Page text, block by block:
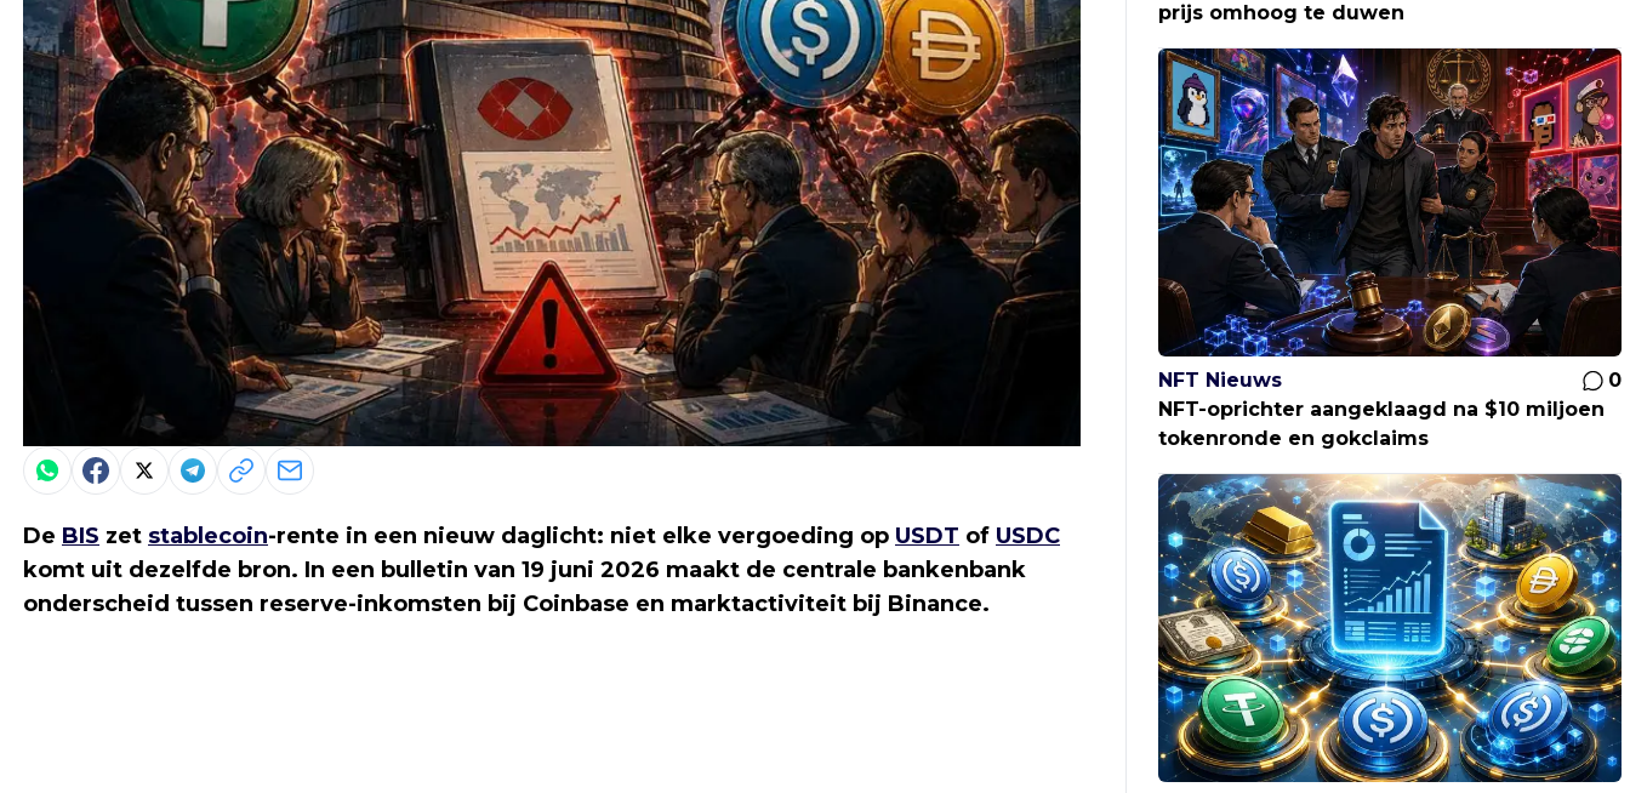
De BIS zet stablecoin-rente in een nieuw daglicht: niet elke vergoeding op USDT of USDC
komt uit dezelfde bron. In een bulletin van 19 juni 2026 maakt de centrale bankenbank
onderscheid tussen reserve-inkomsten bij Coinbase en marktactiviteit bij Binance.
prijs omhoog te duwen
NFT Nieuws
0
NFT-oprichter aangeklaagd na $10 miljoen
tokenronde en gokclaims